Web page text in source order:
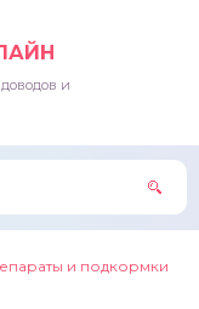
и
и подкормки